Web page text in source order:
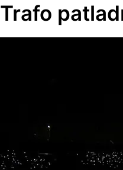
Trafo